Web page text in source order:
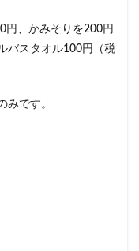
円、かみそりを200円
バスタオル100円（税
みです。